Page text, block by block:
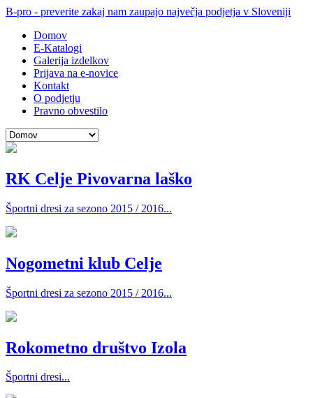
B-pro - preverite zakaj nam zaupajo največja podjetja v Sloveniji
Domov
E-Katalogi
Galerija izdelkov
Prijava na e-novice
Kontakt
O podjetju
Pravno obvestilo
RK Celje Pivovarna laško
Športni dresi za sezono 2015 / 2016...
Nogometni klub Celje
Športni dresi za sezono 2015 / 2016...
Rokometno društvo Izola
Športni dresi...